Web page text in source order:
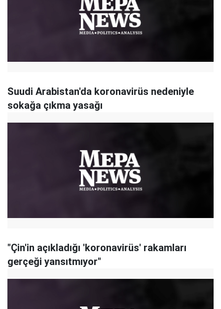
Suudi Arabistan'da koronavirüs nedeniyle
sokağa çıkma yasağı
"Çin'in açıkladığı 'koronavirüs' rakamları
gerçeği yansıtmıyor"